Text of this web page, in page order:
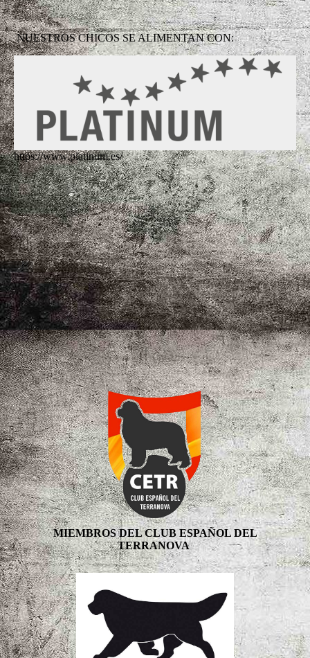
NUESTROS CHICOS SE ALIMENTAN CON:
https://www.platinum.es/
MIEMBROS DEL CLUB ESPAÑOL DEL
TERRANOVA